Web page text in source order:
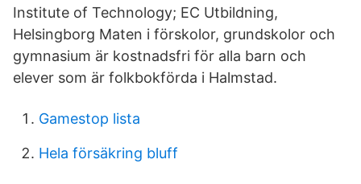
Institute of Technology; EC Utbildning,
Helsingborg Maten i förskolor, grundskolor och
gymnasium är kostnadsfri för alla barn och
elever som är folkbokförda i Halmstad.
Gamestop lista
Hela försäkring bluff